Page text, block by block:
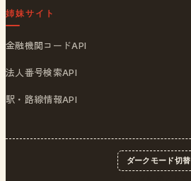
姉妹サイト
金融機関コードAPI
法人番号検索API
駅・路線情報API
ダークモード切替